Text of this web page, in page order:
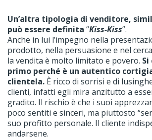
Un’altra tipologia di venditore,
può essere definita “Kiss-Kiss”.
Anche in lui l’impegno nella
prodotto, nella persuasione e nel
la vendita è molto limitato e povero.
primo perché è un autentico
clientela. È ricco di sorrisi e di
clienti, infatti egli mira anzitutto a
gradito. Il rischio è che i suoi
poco sentiti e sinceri, ma piuttosto
suo profitto personale. Il cliente
andarsene.